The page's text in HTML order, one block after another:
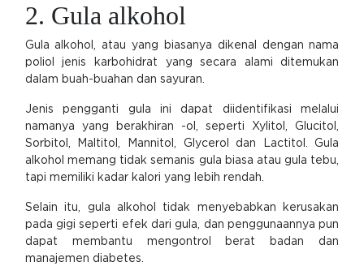
2. Gula alkohol
Gula alkohol, atau yang biasanya dikenal dengan nama
poliol jenis karbohidrat yang secara alami ditemukan
dalam buah-buahan dan sayuran.
Jenis pengganti gula ini dapat diidentifikasi melalui
namanya yang berakhiran -ol, seperti Xylitol, Glucitol,
Sorbitol, Maltitol, Mannitol, Glycerol dan Lactitol. Gula
alkohol memang tidak semanis gula biasa atau gula tebu,
tapi memiliki kadar kalori yang lebih rendah.
Selain itu, gula alkohol tidak menyebabkan kerusakan
pada gigi seperti efek dari gula, dan penggunaannya pun
dapat membantu mengontrol berat badan dan
manajemen diabetes.